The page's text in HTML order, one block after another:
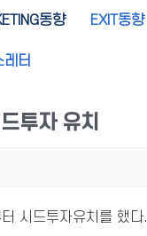
동향 EXIT동향
레터
투자 유치
시드투자유치를 했다.